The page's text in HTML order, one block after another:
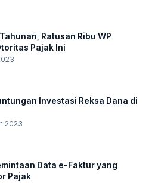
Ratusan Ribu WP
Pajak Ini
Investasi Reksa Dana di
2023
Data e-Faktur yang
Pajak